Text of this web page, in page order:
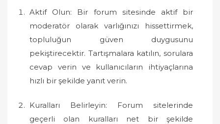
Aktif Olun: Bir forum sitesinde aktif bir
moderatör olarak varlığınızı hissettirmek,
topluluğun güven duygusunu
pekiştirecektir. Tartışmalara katılın, sorulara
cevap verin ve kullanıcıların ihtiyaçlarına
hızlı bir şekilde yanıt verin.
Kuralları Belirleyin: Forum sitelerinde
geçerli olan kuralları net bir şekilde